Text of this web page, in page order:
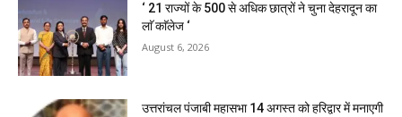
‘ 21 राज्यों के 500 से अधिक छात्रों ने चुना देहरादून का
लाॅ काॅलेज ‘
August 6, 2026
उत्तरांचल पंजाबी महासभा 14 अगस्त को हरिद्वार में मनाएगी